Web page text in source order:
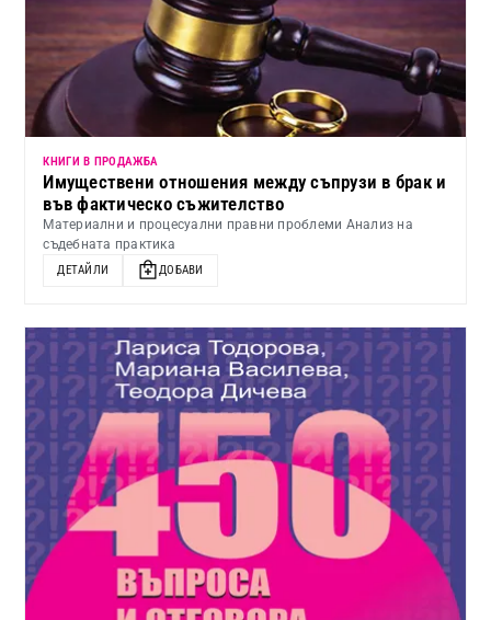
КНИГИ В ПРОДАЖБА
Имуществени отношения между съпрузи в брак и
във фактическо съжителство
Материални и процесуални правни проблеми Анализ на
съдебната практика
ДЕТАЙЛИ ДОБАВИ